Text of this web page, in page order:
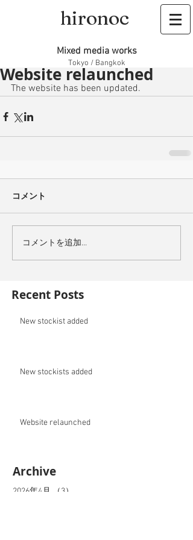
hironoc
Mixed media works
Tokyo / Bangkok
Website relaunched
The website has been updated.
コメント
コメントを追加…
Recent Posts
New stockist added
New stockists added
Website relaunched
Archive
2026年4月 （3）